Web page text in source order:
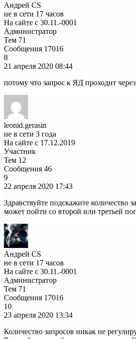
Андрей CS
не в сети 17 часов
На сайте с 30.11.-0001
Администратор
Тем 71
Сообщения 17016
8
21 апреля 2020 08:44
потому что запрос к ЯД проходит
leonid.gerasin
не в сети 3 года
На сайте с 17.12.2019
Участник
Тем 12
Сообщения 46
9
22 апреля 2020 17:43
Здравствуйте подскажите количество
может пойти со второй или третьей
Андрей CS
не в сети 17 часов
На сайте с 30.11.-0001
Администратор
Тем 71
Сообщения 17016
10
23 апреля 2020 13:34
Количество запросов никак не